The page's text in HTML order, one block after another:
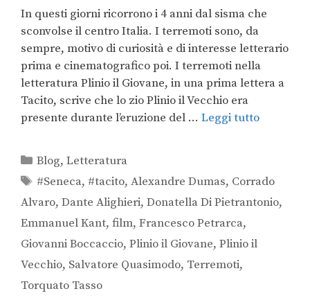
In questi giorni ricorrono i 4 anni dal sisma che
sconvolse il centro Italia. I terremoti sono, da
sempre, motivo di curiosità e di interesse letterario
prima e cinematografico poi. I terremoti nella
letteratura Plinio il Giovane, in una prima lettera a
Tacito, scrive che lo zio Plinio il Vecchio era
presente durante l’eruzione del … Leggi tutto
Blog,Letteratura
#Seneca, #tacito,Alexandre Dumas, Corrado
Alvaro, Dante Alighieri, Donatella Di Pietrantonio,
Emmanuel Kant, film, Francesco Petrarca,
Giovanni Boccaccio, Plinio il Giovane, Plinio il
Vecchio, Salvatore Quasimodo, Terremoti,
Torquato Tasso